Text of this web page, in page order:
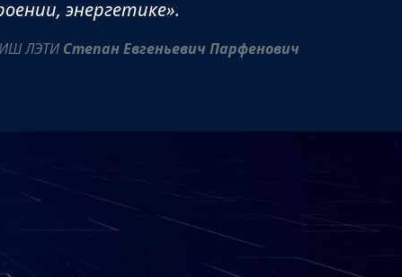
энергетике».
ЛЭТИ Степан Евгеньевич Парфенович